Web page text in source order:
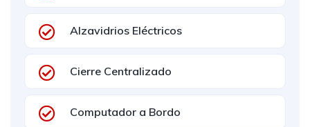
Alzavidrios Eléctricos
Cierre Centralizado
Computador a Bordo